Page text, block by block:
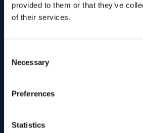
provided to them or that they’ve
of their services.
Selection
Necessary
Preferences
Statistics
Enviar
Cutting services